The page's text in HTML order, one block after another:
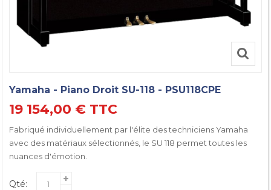
Yamaha - Piano Droit SU-118 - PSU118CPE
19 154,00 € TTC
Fabriqué individuellement par l'élite des techniciens Yamaha
avec des matériaux sélectionnés, le SU 118 permet toutes les
nuances d'émotion.
Qté: